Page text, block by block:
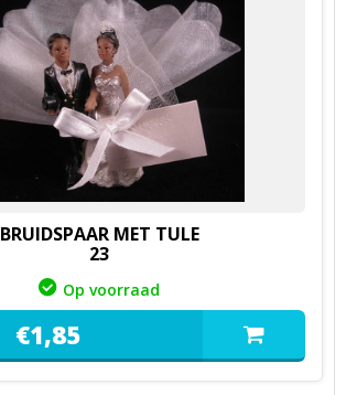
BRUIDSPAAR MET TULE
23
Op voorraad
€1,85